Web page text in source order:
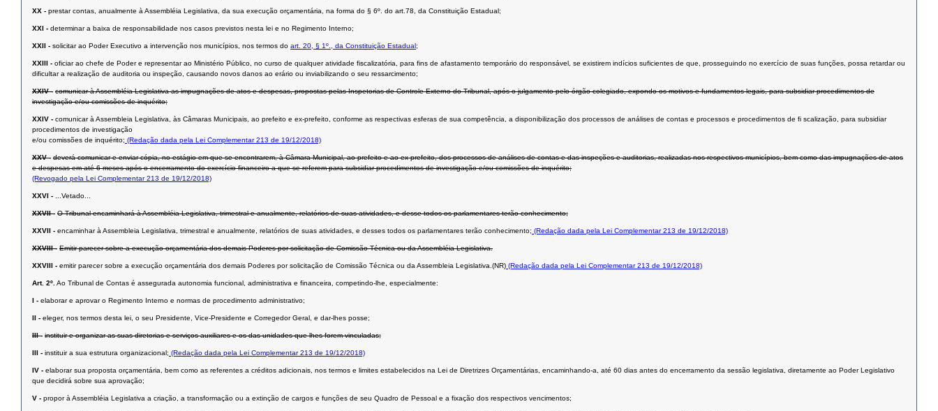
XX - prestar contas, anualmente à Assembléia Legislativa, da sua execução orçamentária, na forma do § 6º. do art.78, da Constituição Estadual;
XXI - determinar a baixa de responsabilidade nos casos previstos nesta lei e no Regimento Interno;
XXII - solicitar ao Poder Executivo a intervenção nos municípios, nos termos do art. 20, § 1º., da Constituição Estadual ;
XXIII - oficiar ao chefe de Poder e representar ao Ministério Público, no curso de qualquer atividade fiscalizatória, para fins de afastamento temporário do responsável, se existirem indícios suficientes de que, prosseguindo no exercício de suas funções, possa retardar ou
dificultar a realização de auditoria ou inspeção, causando novos danos ao erário ou inviabilizando o seu ressarcimento;
XXIV - comunicar à Assembléia Legislativa as impugnações de atos e despesas, propostas pelas Inspetorias de Controle Externo do Tribunal, após o julgamento pelo órgão colegiado, expondo os motivos e fundamentos legais, para subsidiar procedimentos de
investigação e/ou comissões de inquérito;
XXIV - comunicar à Assembleia Legislativa, às Câmaras Municipais, ao prefeito e ex-prefeito, conforme as respectivas esferas de sua competência, a disponibilização dos processos de análises de contas e processos e procedimentos de fi scalização, para subsidiar
procedimentos de investigação
e/ou comissões de inquérito; (Redação dada pela Lei Complementar 213 de 19/12/2018)
XXV - deverá comunicar e enviar cópia, no estágio em que se encontrarem, à Câmara Municipal, ao prefeito e ao ex-prefeito, dos processos de análises de contas e das inspeções e auditorias, realizadas nos respectivos municípios, bem como das impugnações de atos
e despesas em até 6 meses após o encerramento do exercício financeiro a que se referem para subsidiar procedimentos de investigação e/ou comissões de inquérito;
(Revogado pela Lei Complementar 213 de 19/12/2018)
XXVI - ...Vetado...
XXVII - O Tribunal encaminhará à Assembléia Legislativa, trimestral e anualmente, relatórios de suas atividades, e desse todos os parlamentares terão conhecimento;
XXVII - encaminhar à Assembleia Legislativa, trimestral e anualmente, relatórios de suas atividades, e desses todos os parlamentares terão conhecimento; (Redação dada pela Lei Complementar 213 de 19/12/2018)
XXVIII - Emitir parecer sobre a execução orçamentária dos demais Poderes por solicitação de Comissão Técnica ou da Assembléia Legislativa.
XXVIII - emitir parecer sobre a execução orçamentária dos demais Poderes por solicitação de Comissão Técnica ou da Assembleia Legislativa.(NR) (Redação dada pela Lei Complementar 213 de 19/12/2018)
Art. 2º.Ao Tribunal de Contas é assegurada autonomia funcional, administrativa e financeira, competindo-lhe, especialmente:
I - elaborar e aprovar o Regimento Interno e normas de procedimento administrativo;
II - eleger, nos termos desta lei, o seu Presidente, Vice-Presidente e Corregedor Geral, e dar-lhes posse;
III - instituir e organizar as suas diretorias e serviços auxiliares e os das unidades que lhes forem vinculadas;
III - instituir a sua estrutura organizacional; (Redação dada pela Lei Complementar 213 de 19/12/2018)
IV - elaborar sua proposta orçamentária, bem como as referentes a créditos adicionais, nos termos e limites estabelecidos na Lei de Diretrizes Orçamentárias, encaminhando-a, até 60 dias antes do encerramento da sessão legislativa, diretamente ao Poder Legislativo
que decidirá sobre sua aprovação;
V - propor à Assembléia Legislativa a criação, a transformação ou a extinção de cargos e funções de seu Quadro de Pessoal e a fixação dos respectivos vencimentos;